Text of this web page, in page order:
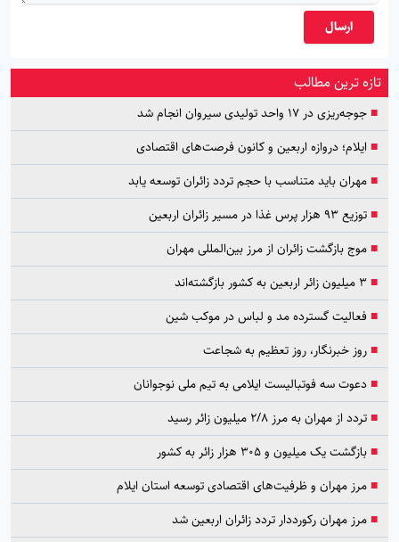
ارسال
تازه ترین مطالب
■جوجه‌ریزی در ۱۷ واحد تولیدی سیروان انجام شد
■ ایلام؛ دروازه اربعین و کانون فرصت‌های اقتصادی
■مهران باید متناسب با حجم تردد زائران توسعه یابد
■توزیع ۹۳ هزار پرس غذا در مسیر زائران اربعین
■موج بازگشت زائران از مرز بین‌المللی مهران
■۳ میلیون زائر اربعین به کشور بازگشته‌اند
■فعالیت گسترده مد و لباس در موکب شین
■روز خبرنگار، روز تعظیم به شجاعت
■دعوت سه فوتبالیست ایلامی به تیم ملی نوجوانان
■تردد از مهران به مرز ۲/۸ میلیون زائر رسید
■بازگشت یک میلیون و ۳۰۵ هزار زائر به کشور
■مرز مهران و ظرفیت‌های اقتصادی توسعه استان ایلام
■مرز مهران رکورددار تردد زائران اربعین شد